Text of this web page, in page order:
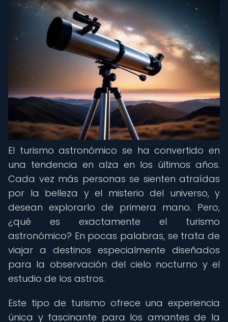
El turismo astronómico se ha convertido en
una tendencia en alza en los últimos años.
Cada vez más personas se sienten atraídas
por la belleza y el misterio del universo, y
desean explorarlo de primera mano. Pero,
¿qué es exactamente el turismo
astronómico? En pocas palabras, se trata de
viajar a destinos especialmente diseñados
para la observación del cielo nocturno y el
estudio de los astros.
Este tipo de turismo ofrece una experiencia
única y fascinante para los amantes de la